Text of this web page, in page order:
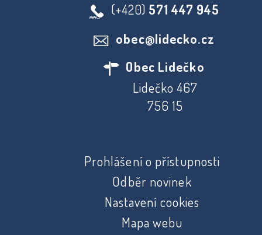
(+420) 571 447 945
obec@lidecko.cz
Obec Lidečko
Lidečko 467
756 15
Prohlášení o přístupnosti
Odběr novinek
Nastavení cookies
Mapa webu